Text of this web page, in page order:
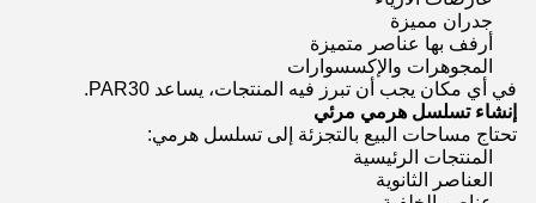
جدران مميزة
أرفف بها عناصر متميزة
المجوهرات والإكسسوارات
في أي مكان يجب أن تبرز فيه المنتجات، يساعد PAR30.
إنشاء تسلسل هرمي مرئي
تحتاج مساحات البيع بالتجزئة إلى تسلسل هرمي:
المنتجات الرئيسية
العناصر الثانوية